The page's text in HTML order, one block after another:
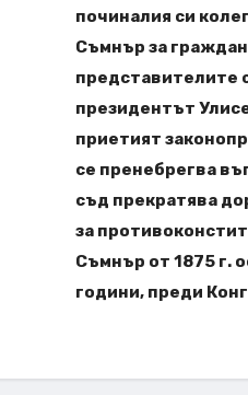
починалия си
Съмнър за
представителите
президентът
приетият
се пренебрегва
съд прекратява
за
Съмнър от 1875 г.
години, преди